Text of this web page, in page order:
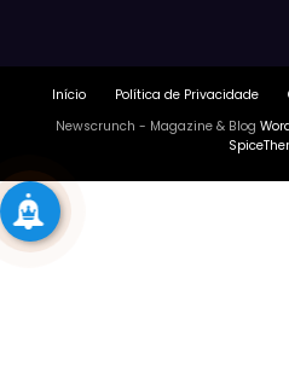
Início Política de Privacidade
Newscrunch - Magazine & Blog